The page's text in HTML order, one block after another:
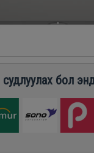
бол